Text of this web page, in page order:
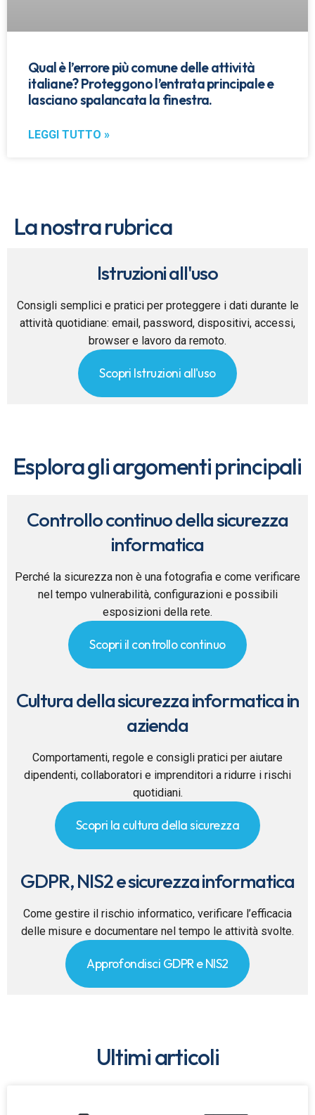
Qual è l’errore più comune delle attività
italiane? Proteggono l’entrata principale e
lasciano spalancata la finestra.
LEGGI TUTTO »
La nostra rubrica
Istruzioni all'uso
Consigli semplici e pratici per proteggere i dati durante le
attività quotidiane: email, password, dispositivi, accessi,
browser e lavoro da remoto.
Scopri Istruzioni all'uso
Esplora gli argomenti principali
Controllo continuo della sicurezza
informatica
Perché la sicurezza non è una fotografia e come verificare
nel tempo vulnerabilità, configurazioni e possibili
esposizioni della rete.
Scopri il controllo continuo
Cultura della sicurezza informatica in
azienda
Comportamenti, regole e consigli pratici per aiutare
dipendenti, collaboratori e imprenditori a ridurre i rischi
quotidiani.
Scopri la cultura della sicurezza
GDPR, NIS2 e sicurezza informatica
Come gestire il rischio informatico, verificare l’efficacia
delle misure e documentare nel tempo le attività svolte.
Approfondisci GDPR e NIS2
Ultimi articoli